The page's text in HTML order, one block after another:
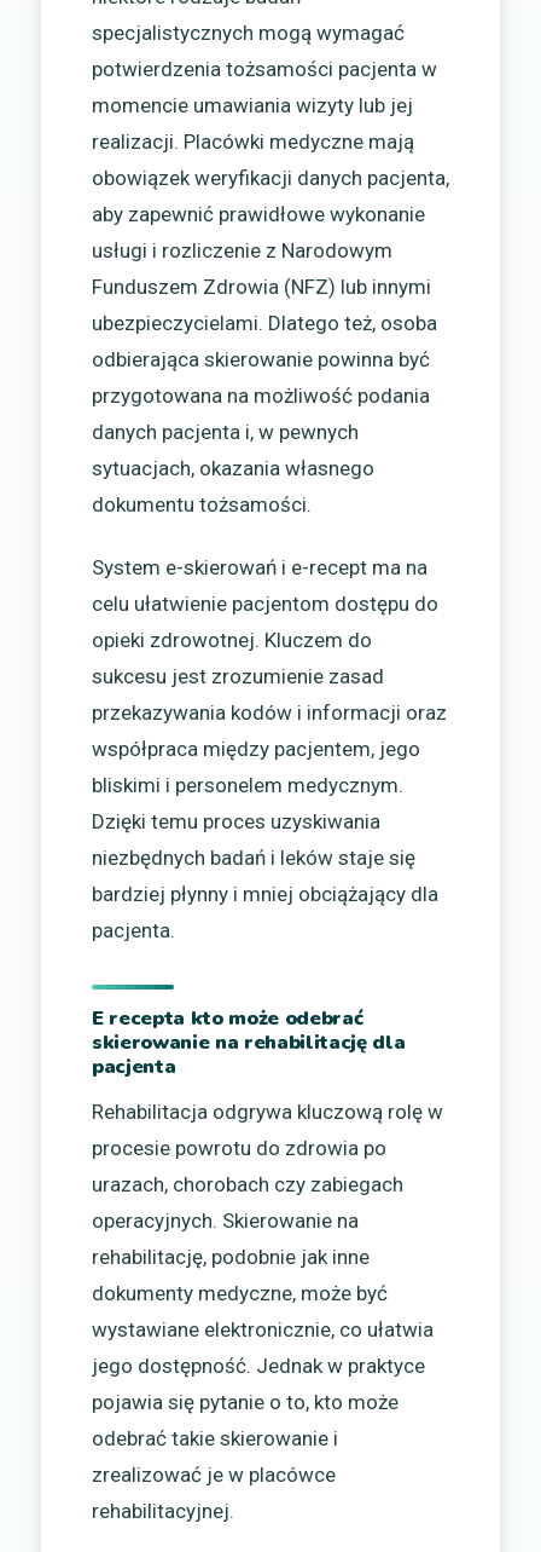
specjalistycznych mogą wymagać
potwierdzenia tożsamości pacjenta w
momencie umawiania wizyty lub jej
realizacji. Placówki medyczne mają
obowiązek weryfikacji danych pacjenta,
aby zapewnić prawidłowe wykonanie
usługi i rozliczenie z Narodowym
Funduszem Zdrowia (NFZ) lub innymi
ubezpieczycielami. Dlatego też, osoba
odbierająca skierowanie powinna być
przygotowana na możliwość podania
danych pacjenta i, w pewnych
sytuacjach, okazania własnego
dokumentu tożsamości.
System e-skierowań i e-recept ma na
celu ułatwienie pacjentom dostępu do
opieki zdrowotnej. Kluczem do
sukcesu jest zrozumienie zasad
przekazywania kodów i informacji oraz
współpraca między pacjentem, jego
bliskimi i personelem medycznym.
Dzięki temu proces uzyskiwania
niezbędnych badań i leków staje się
bardziej płynny i mniej obciążający dla
pacjenta.
E recepta kto może odebrać
skierowanie na rehabilitację dla
pacjenta
Rehabilitacja odgrywa kluczową rolę w
procesie powrotu do zdrowia po
urazach, chorobach czy zabiegach
operacyjnych. Skierowanie na
rehabilitację, podobnie jak inne
dokumenty medyczne, może być
wystawiane elektronicznie, co ułatwia
jego dostępność. Jednak w praktyce
pojawia się pytanie o to, kto może
odebrać takie skierowanie i
zrealizować je w placówce
rehabilitacyjnej.